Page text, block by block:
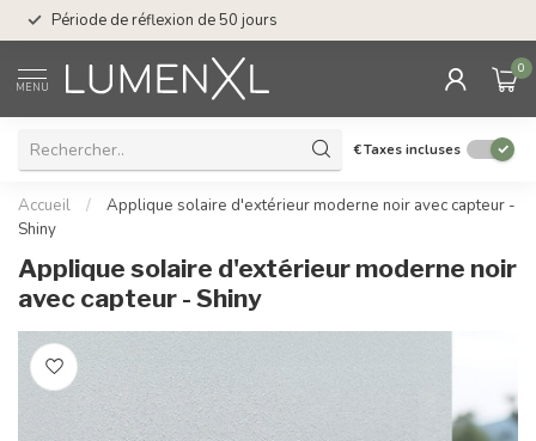
Période de réflexion de 50 jours
MENU
0
€Taxes incluses
Accueil /
Applique solaire d'extérieur moderne noir avec capteur -
Shiny
Applique solaire d'extérieur moderne noir
avec capteur - Shiny